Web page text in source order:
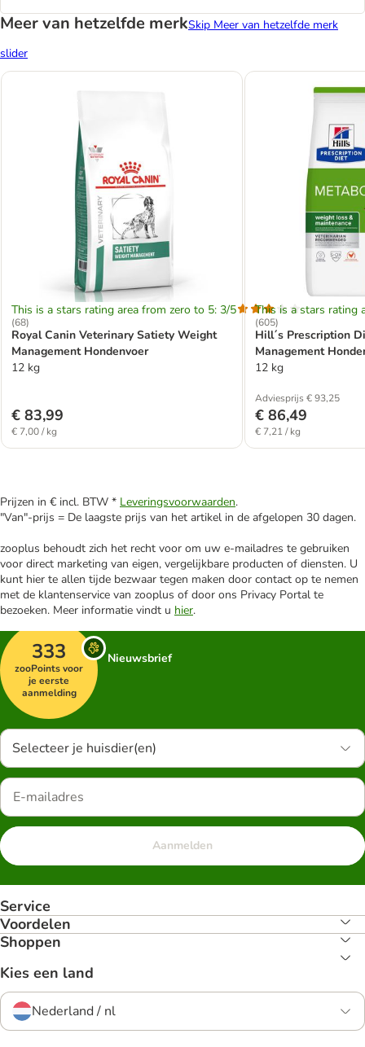
Meer van hetzelfde merkSkip Meer van hetzelfde merk
slider
This is a stars rating area from zero to 5: 3/5
(68)
Royal Canin Veterinary Satiety Weight
Management Hondenvoer
12 kg
€ 83,99
€ 7,00 / kg
This is a stars rating
(605)
Hill´s Prescription
Management
12 kg
Adviesprijs € 93,25
€ 86,49
€ 7,21 / kg
Prijzen in € incl. BTW * Leveringsvoorwaarden.
"Van"-prijs = De laagste prijs van het artikel in de afgelopen 30 dagen.
zooplus behoudt zich het recht voor om uw e-mailadres te gebruiken
voor direct marketing van eigen, vergelijkbare producten of diensten. U
kunt hier te allen tijde bezwaar tegen maken door contact op te nemen
met de klantenservice van zooplus of door ons Privacy Portal te
bezoeken. Meer informatie vindt u hier.
333
zooPoints voor
je eerste
aanmelding
Nieuwsbrief
Selecteer je huisdier(en)
Aanmelden
Service
Voordelen
Shoppen
Kies een land
Nederland / nl